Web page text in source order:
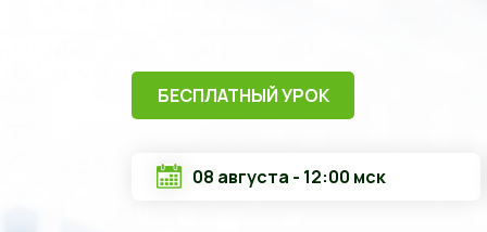
БЕСПЛАТНЫЙ УРОК
08 августа - 12:00 мск